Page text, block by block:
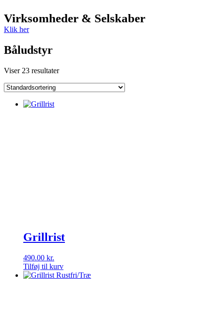
Virksomheder & Selskaber
Klik her
Båludstyr
Viser 23 resultater
Grillrist
490.00 kr.
Tilføj til kurv